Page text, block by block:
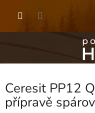
Ceresit PP12
přípravě